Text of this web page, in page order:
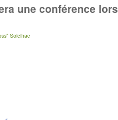
une conférence lors
Solelhac